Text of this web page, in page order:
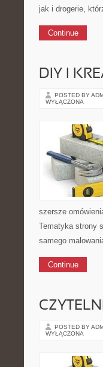
jak i drogerie,
Continue
DIY I
POSTED BY
WYŁĄCZONA
szersze
Tematyka strony
samego
Continue
POSTED BY
WYŁĄCZONA